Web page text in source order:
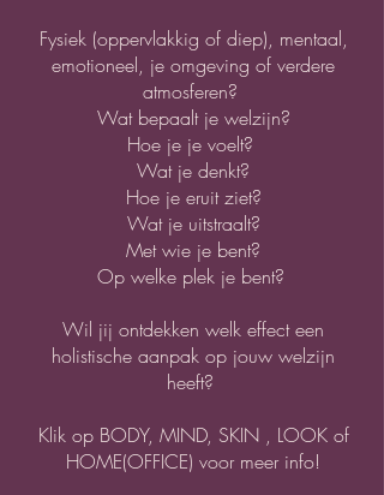
Fysiek (oppervlakkig of diep), mentaal,
emotioneel, je omgeving of verdere
atmosferen?
Wat bepaalt je welzijn?
Hoe je je voelt?
Wat je denkt?
Hoe je eruit ziet?
Wat je uitstraalt?
Met wie je bent?
Op welke plek je bent?
Wil jij ontdekken welk effect een
holistische aanpak op jouw welzijn
heeft?
Klik op BODY, MIND, SKIN , LOOK of
HOME(OFFICE) voor meer info!